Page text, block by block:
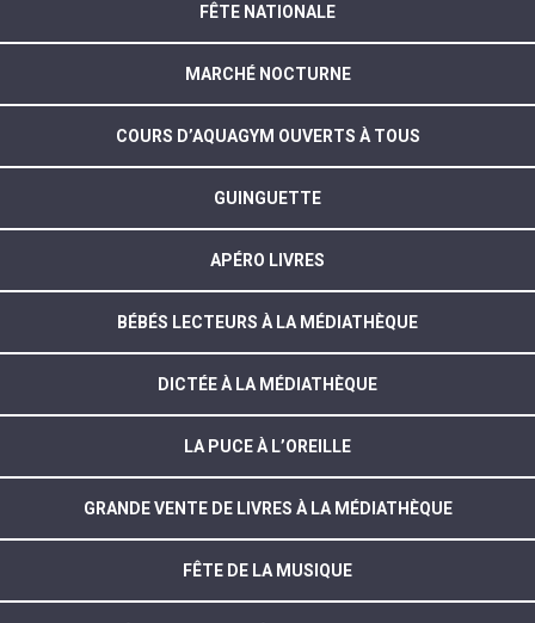
FÊTE NATIONALE
MARCHÉ NOCTURNE
COURS D’AQUAGYM OUVERTS À TOUS
GUINGUETTE
APÉRO LIVRES
BÉBÉS LECTEURS À LA MÉDIATHÈQUE
DICTÉE À LA MÉDIATHÈQUE
LA PUCE À L’OREILLE
GRANDE VENTE DE LIVRES À LA MÉDIATHÈQUE
FÊTE DE LA MUSIQUE